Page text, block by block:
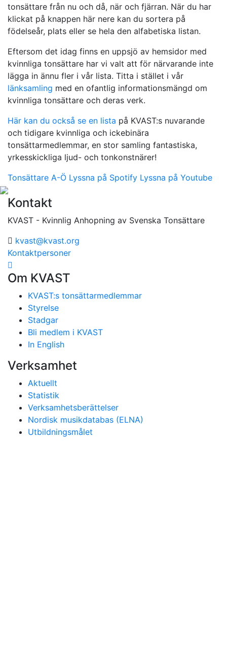
tonsättare från nu och då, när och fjärran. När du har
klickat på knappen här nere kan du sortera på
födelseår, plats eller se hela den alfabetiska listan.
Eftersom det idag finns en uppsjö av hemsidor med
kvinnliga tonsättare har vi valt att för närvarande inte
lägga in ännu fler i vår lista. Titta i stället i vår
länksamling med en ofantlig informationsmängd om
kvinnliga tonsättare och deras verk.
Här kan du också se en lista på KVAST:s nuvarande
och tidigare kvinnliga och ickebinära
tonsättarmedlemmar, en stor samling fantastiska,
yrkesskickliga ljud- och tonkonstnärer!
Tonsättare A-Ö Lyssna på Spotify Lyssna på Youtube
Kontakt
KVAST - Kvinnlig Anhopning av Svenska Tonsättare
kvast@kvast.org
Kontaktpersoner
Om KVAST
KVAST:s tonsättarmedlemmar
Styrelse
Stadgar
Bli medlem i KVAST
In English
Verksamhet
Aktuellt
Statistik
Verksamhetsberättelser
Nordisk musikdatabas (ELNA)
Utbildningsmålet